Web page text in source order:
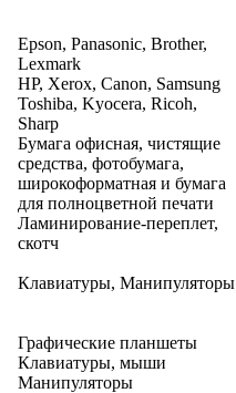
Epson, Panasonic, Brother,
Lexmark
HP, Xerox, Canon, Samsung
Toshiba, Kyocera, Ricoh,
Sharp
Бумага офисная, чистящие
средства, фотобумага,
широкоформатная и бумага
для полноцветной печати
Ламинирование-переплет,
скотч
Клавиатуры, Манипуляторы
Графические планшеты
Клавиатуры, мыши
Манипуляторы